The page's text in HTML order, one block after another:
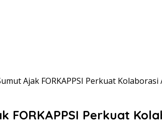
Ajak FORKAPPSI Perkuat
FORKAPPSI Perkuat